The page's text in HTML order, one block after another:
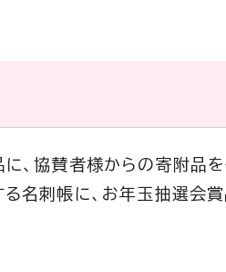
、協賛者様からの寄附品を
名刺帳に、お年玉抽選会